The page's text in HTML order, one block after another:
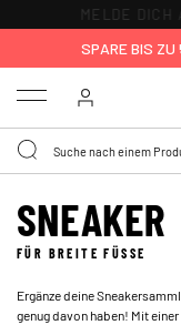
MELDE DICH
SPARE BIS ZU
Menu
SNEAKER
FÜR BREITE FÜSSE
Ergänze deine
genug davon haben! Mit